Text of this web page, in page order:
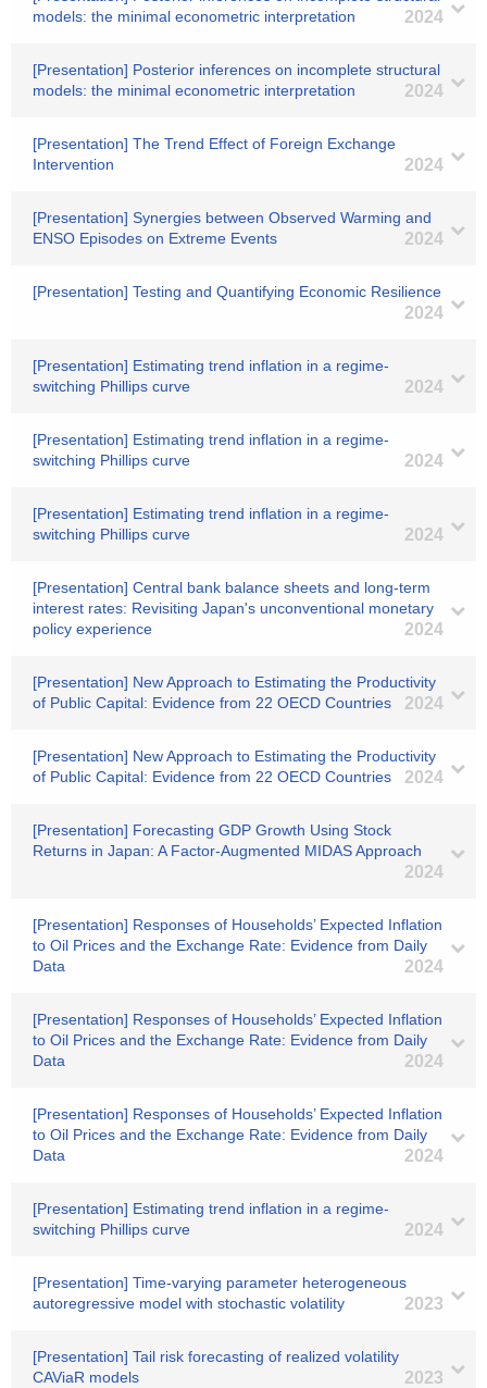
models: the minimal econometric interpretation
2024
[Presentation] Posterior inferences on incomplete structural
models: the minimal econometric interpretation
2024
[Presentation] The Trend Effect of Foreign Exchange
Intervention
2024
[Presentation] Synergies between Observed Warming and
ENSO Episodes on Extreme Events
2024
[Presentation] Testing and Quantifying Economic Resilience
2024
[Presentation] Estimating trend inflation in a regime-
switching Phillips curve
2024
[Presentation] Estimating trend inflation in a regime-
switching Phillips curve
2024
[Presentation] Estimating trend inflation in a regime-
switching Phillips curve
2024
[Presentation] Central bank balance sheets and long-term
interest rates: Revisiting Japan's unconventional monetary
policy experience
2024
[Presentation] New Approach to Estimating the Productivity
of Public Capital: Evidence from 22 OECD Countries
2024
[Presentation] New Approach to Estimating the Productivity
of Public Capital: Evidence from 22 OECD Countries
2024
[Presentation] Forecasting GDP Growth Using Stock
Returns in Japan: A Factor-Augmented MIDAS Approach
2024
[Presentation] Responses of Households’ Expected Inflation
to Oil Prices and the Exchange Rate: Evidence from Daily
Data
2024
[Presentation] Responses of Households’ Expected Inflation
to Oil Prices and the Exchange Rate: Evidence from Daily
Data
2024
[Presentation] Responses of Households’ Expected Inflation
to Oil Prices and the Exchange Rate: Evidence from Daily
Data
2024
[Presentation] Estimating trend inflation in a regime-
switching Phillips curve
2024
[Presentation] Time-varying parameter heterogeneous
autoregressive model with stochastic volatility
2023
[Presentation] Tail risk forecasting of realized volatility
CAViaR models
2023